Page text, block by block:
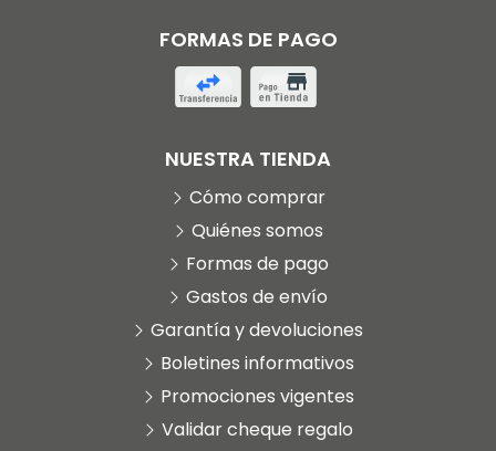
FORMAS DE PAGO
NUESTRA TIENDA
Cómo comprar
Quiénes somos
Formas de pago
Gastos de envío
Garantía y devoluciones
Boletines informativos
Promociones vigentes
Validar cheque regalo